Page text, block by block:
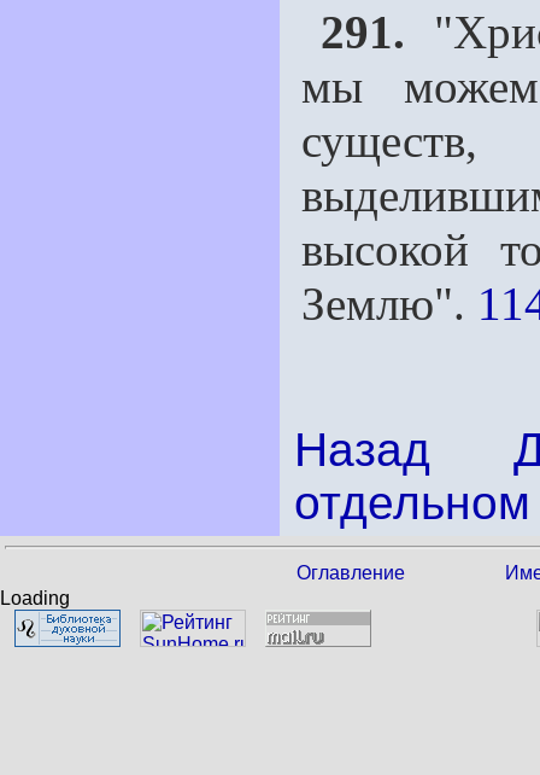
291.
мы можем
высокой
Землю".
Назад
Оглавление
Loading